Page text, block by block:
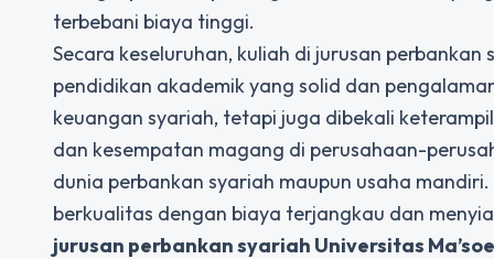
terbebani biaya tinggi.
Secara keseluruhan, kuliah di jurusan perbankan
pendidikan akademik yang solid dan
keuangan syariah, tetapi juga dibekali
dan kesempatan magang di perusahaan-
dunia perbankan syariah maupun usaha
berkualitas dengan biaya terjangkau dan
jurusan perbankan syariah Universitas